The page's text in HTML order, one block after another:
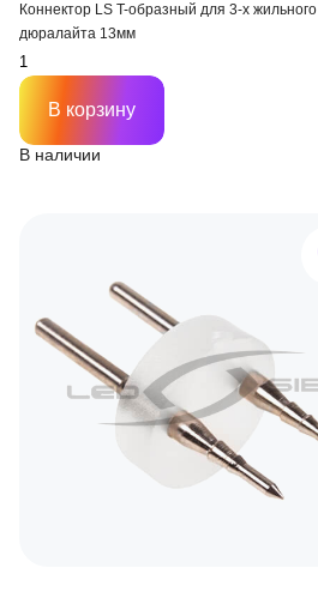
Коннектор LS T-образный для 3-х жильного
дюралайта 13мм
В наличии
В корзину